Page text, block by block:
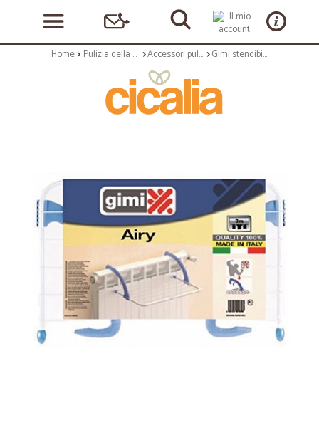
Home Pulizia della casa Accessori pulizia Gimi stendibiancheria airy 3 mt.